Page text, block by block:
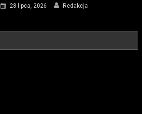
28 lipca, 2026 Redakcja